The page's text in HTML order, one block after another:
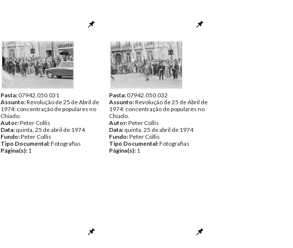
Pasta:07942.050.031
Assunto:Revolução de 25 de Abril de
1974: concentração de populares no
Chiado.
Autor:Peter Collis
Data: quinta, 25 de abril de 1974
Fundo:Peter Collis
Tipo Documental:Fotografias
Página(s): 1
Pasta:07942.050.032
Assunto:Revolução de 25 de Abril de
1974: concentração de populares no
Chiado.
Autor:Peter Collis
Data: quinta, 25 de abril de 1974
Fundo:Peter Collis
Tipo Documental:Fotografias
Página(s): 1